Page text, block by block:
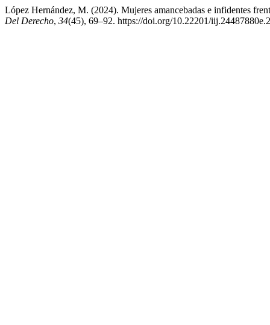
López Hernández, M. (2024). Mujeres amancebadas e infidentes
Del Derecho, 34(45), 69–92. https://doi.org/10.22201/